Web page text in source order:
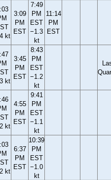
kt
3:09
PM
EST
7:49
PM
EST
−1.3
kt
11:14
PM
EST
kt
3:45
PM
EST
8:43
PM
EST
−1.2
kt
kt
4:55
PM
EST
9:41
PM
EST
−1.1
kt
kt
6:37
PM
EST
10:39
PM
EST
−1.0
kt